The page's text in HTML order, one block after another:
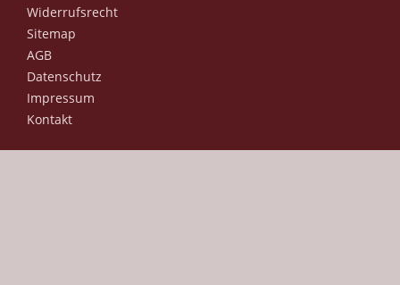
Widerrufsrecht
Sitemap
AGB
Datenschutz
Impressum
Kontakt